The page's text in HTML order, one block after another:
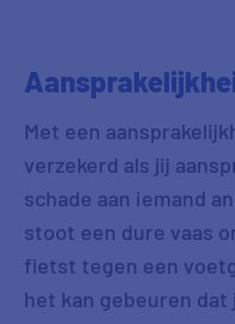
Met een
verzekerd als jij
schade aan iemand
stoot een dure vaas
fietst tegen een
het kan gebeuren dat